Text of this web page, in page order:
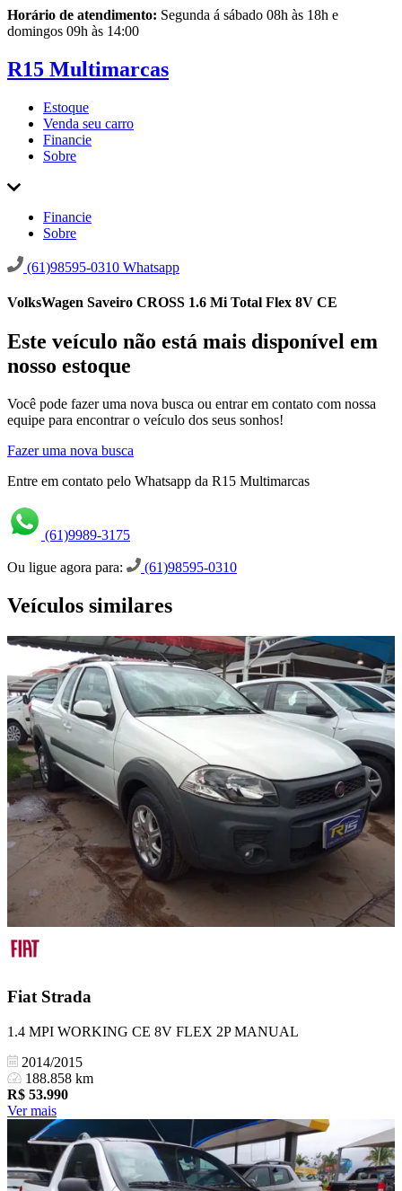
Horário de atendimento: Segunda á sábado 08h às 18h e
domingos 09h às 14:00
R15 Multimarcas
Estoque
Venda seu carro
Financie
Sobre
Financie
Sobre
(61)98595-0310 Whatsapp
VolksWagen Saveiro CROSS 1.6 Mi Total Flex 8V CE
Este veículo não está mais disponível em
nosso estoque
Você pode fazer uma nova busca ou entrar em contato com nossa
equipe para encontrar o veículo dos seus sonhos!
Fazer uma nova busca
Entre em contato pelo Whatsapp da R15 Multimarcas
(61)9989-3175
Ou ligue agora para: (61)98595-0310
Veículos similares
Fiat Strada
1.4 MPI WORKING CE 8V FLEX 2P MANUAL
2014/2015
188.858 km
R$ 53.990
Ver mais